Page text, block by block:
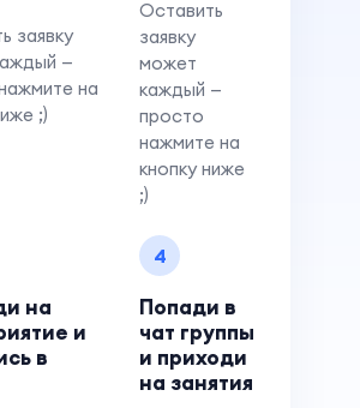
заявку
—
на
;)
Оставить
заявку
может
каждый —
просто
нажмите на
кнопку ниже
;)
на
и
в
4
Попади в
чат группы
и приходи
на занятия